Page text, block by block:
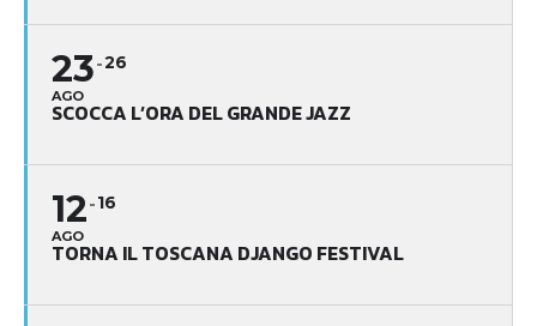
23
AGO
26
SCOCCA L’ORA DEL GRANDE JAZZ
12
AGO
16
TORNA IL TOSCANA DJANGO FESTIVAL